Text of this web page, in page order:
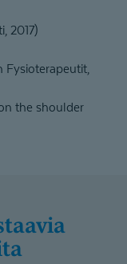
2017)
Fysioterapeutit,
the shoulder